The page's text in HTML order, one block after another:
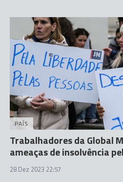
PAÍS
Trabalhadores da Global
ameaças de insolvência
28 Dez 2023 22:57